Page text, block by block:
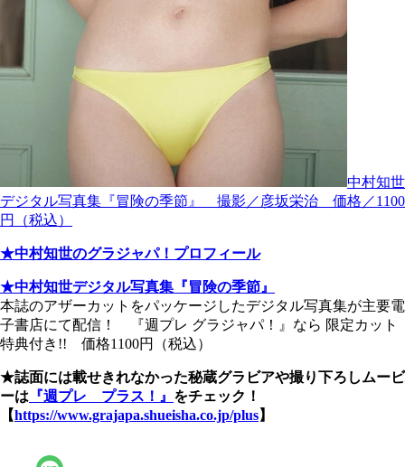
中村知世
デジタル写真集『冒険の季節』 撮影／彦坂栄治 価格／1100
円（税込）
★中村知世のグラジャパ！プロフィール
★中村知世デジタル写真集『冒険の季節』
本誌のアザーカットをパッケージしたデジタル写真集が主要電
子書店にて配信！ 『週プレ グラジャパ！』なら 限定カット
特典付き!! 価格1100円（税込）
★誌面には載せきれなかった秘蔵グラビアや撮り下ろしムービ
ーは 『週プレ プラス！』 をチェック！
【https://www.grajapa.shueisha.co.jp/plus】